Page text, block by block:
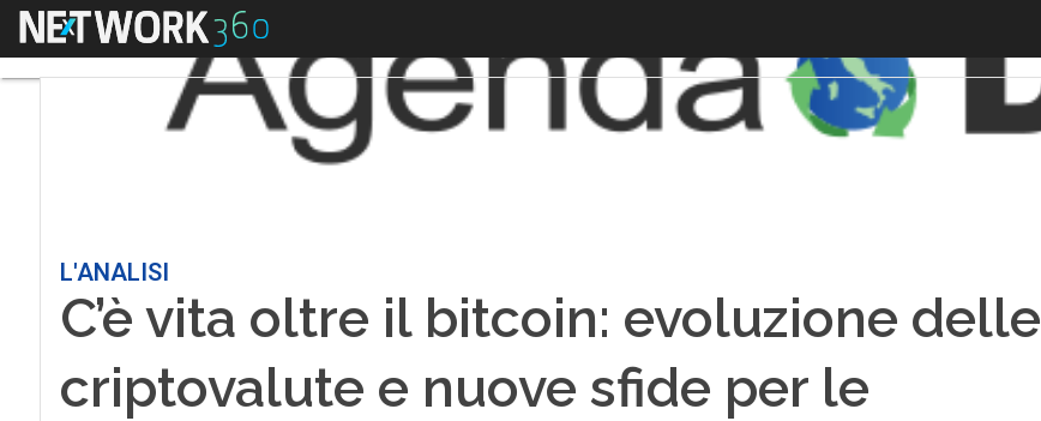
Menu
L'ANALISI
C’è vita oltre il bitcoin: evoluzione delle
criptovalute e nuove sfide per le